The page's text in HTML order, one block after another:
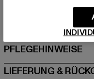
GRÖSSE &
PFLEGEHINWEISE
LIEFERUNG &